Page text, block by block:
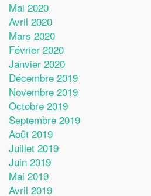
Mai 2020
Avril 2020
Mars 2020
Février 2020
Janvier 2020
Décembre 2019
Novembre 2019
Octobre 2019
Septembre 2019
Août 2019
Juillet 2019
Juin 2019
Mai 2019
Avril 2019